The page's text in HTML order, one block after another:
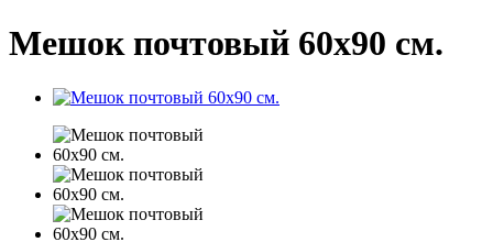
Мешок почтовый 60х90 см.